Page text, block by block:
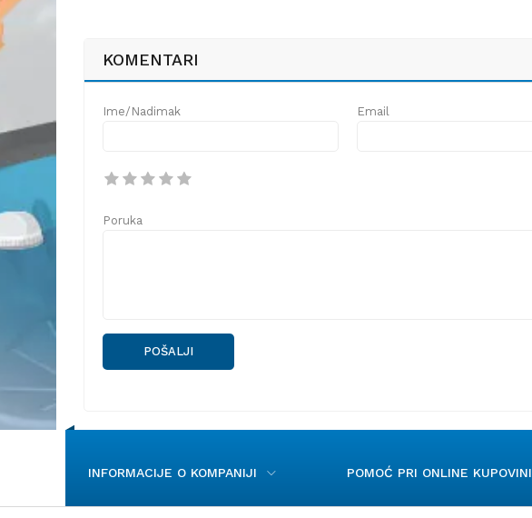
KOMENTARI
Ime/Nadimak Email
Poruka
POŠALJI
INFORMACIJE O KOMPANIJI POMOĆ PRI ONLINE KUPOVINI